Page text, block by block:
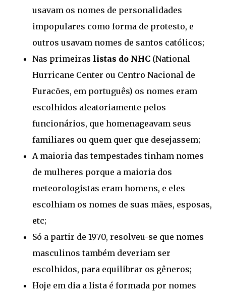
usavam os nomes de personalidades
impopulares como forma de protesto, e
outros usavam nomes de santos católicos;
Nas primeiras listas do NHC (National
Hurricane Center ou Centro Nacional de
Furacões, em português) os nomes eram
escolhidos aleatoriamente pelos
funcionários, que homenageavam seus
familiares ou quem quer que desejassem;
A maioria das tempestades tinham nomes
de mulheres porque a maioria dos
meteorologistas eram homens, e eles
escolhiam os nomes de suas mães, esposas,
etc;
Só a partir de 1970, resolveu-se que nomes
masculinos também deveriam ser
escolhidos, para equilibrar os gêneros;
Hoje em dia a lista é formada por nomes